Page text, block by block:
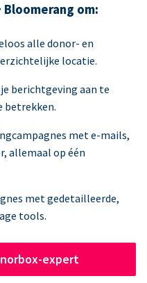
om:
alle donor- en
locatie.
berichtgeving aan te
betrekken.
met e-mails,
allemaal op één
met gedetailleerde,
tools.
expert